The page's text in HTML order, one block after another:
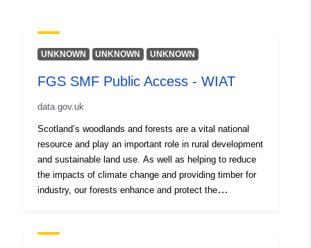
UNKNOWN UNKNOWN UNKNOWN
FGS SMF Public Access - WIAT
data.gov.uk
Scotland’s woodlands and forests are a vital national
resource and play an important role in rural development
and sustainable land use. As well as helping to reduce
the impacts of climate change and providing timber for
industry, our forests enhance and protect the
support: - the creation of new woodlands, contributing